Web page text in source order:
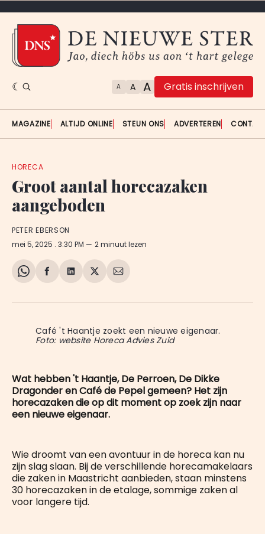
A A A Gratis inschrijven
MAGAZINE ALTIJD ONLINE STEUN ONS ADVERTEREN
HORECA
Groot aantal horecazaken
aangeboden
PETER EBERSON
mei 5, 2025 . 3:30 PM 2 minuut lezen
Share
WhatsApp
Delen
Facebook
Delen
LinkedIn
Share
X
Deel
E-
Foto: website Horeca Advies Zuid
Wat hebben 't Haantje, De Perroen, De Dikke
Dragonder en Café de Pepel gemeen? Het zijn
horecazaken die op dit moment op zoek zijn naar
een nieuwe eigenaar.
Wie droomt van een avontuur in de horeca kan nu
zijn slag slaan. Bij de verschillende horecamakelaars
die zaken in Maastricht aanbieden, staan minstens
30 horecazaken in de etalage, sommige zaken al
voor langere tijd.